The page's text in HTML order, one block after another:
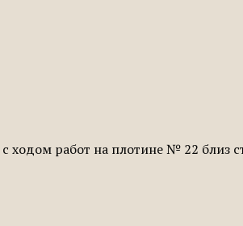
работ на плотине № 22 близ